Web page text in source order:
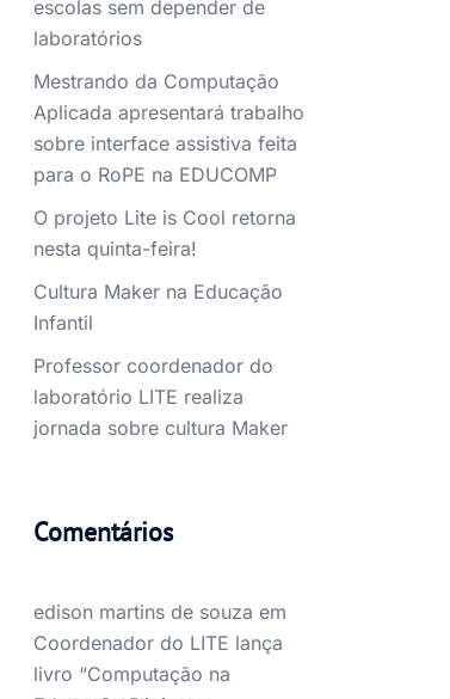
escolas sem depender de
laboratórios
Mestrando da Computação
Aplicada apresentará trabalho
sobre interface assistiva feita
para o RoPE na EDUCOMP
O projeto Lite is Cool retorna
nesta quinta-feira!
Cultura Maker na Educação
Infantil
Professor coordenador do
laboratório LITE realiza
jornada sobre cultura Maker
Comentários
edison martins de souza em
Coordenador do LITE lança
livro “Computação na